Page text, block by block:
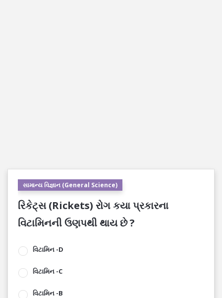
સામાન્ય વિજ્ઞાન (General Science)
રિકેટ્સ (Rickets) રોગ કયા પ્રકારના
વિટામિનની ઉણપથી થાય છે ?
વિટામિન -D
વિટામિન -C
વિટામિન -B